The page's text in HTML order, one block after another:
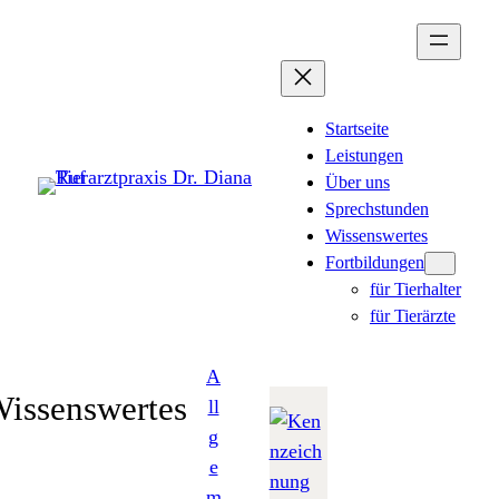
Startseite
Leistungen
Über uns
Sprechstunden
Wissenswertes
Fortbildungen
für Tierhalter
für Tierärzte
A
ll
g
e